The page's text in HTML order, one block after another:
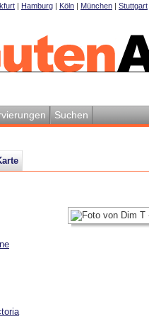
| Hamburg | Köln | München | Stuttgart
Suchen